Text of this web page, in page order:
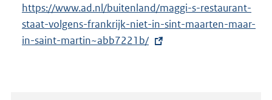
https://www.ad.nl/buitenland/maggi-s-restaurant-
staat-volgens-frankrijk-niet-in-sint-maarten-maar-
in-saint-martin~abb7221b/